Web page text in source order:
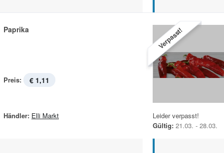
Paprika
Preis: € 1,11
Händler: Elli Markt
Verpasst!
Leider verpasst!
Gültig: 21.03. - 28.03.